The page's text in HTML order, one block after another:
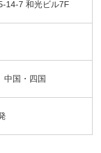
14-7 和光ビル7F
中国・四国